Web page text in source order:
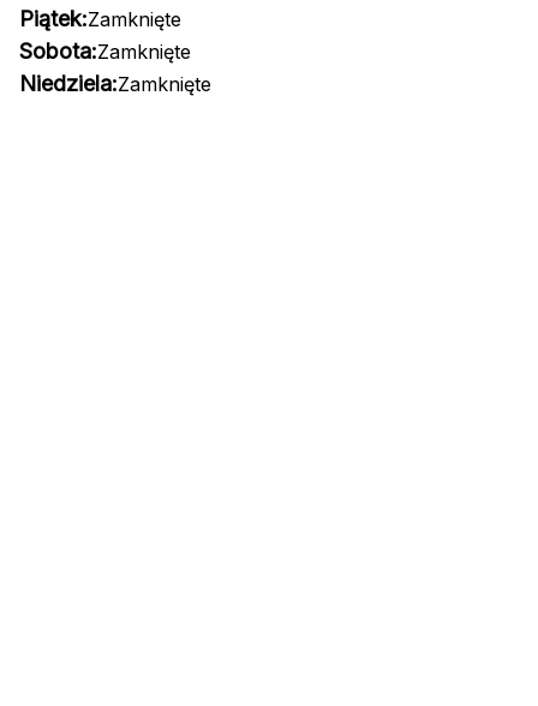
Piątek:Zamknięte
Sobota:Zamknięte
Niedziela:Zamknięte